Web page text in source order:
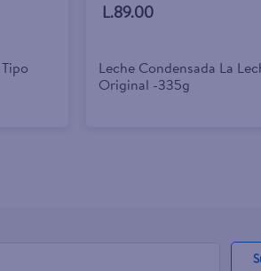
L.89.00
Leche Condensada La
Original -335g